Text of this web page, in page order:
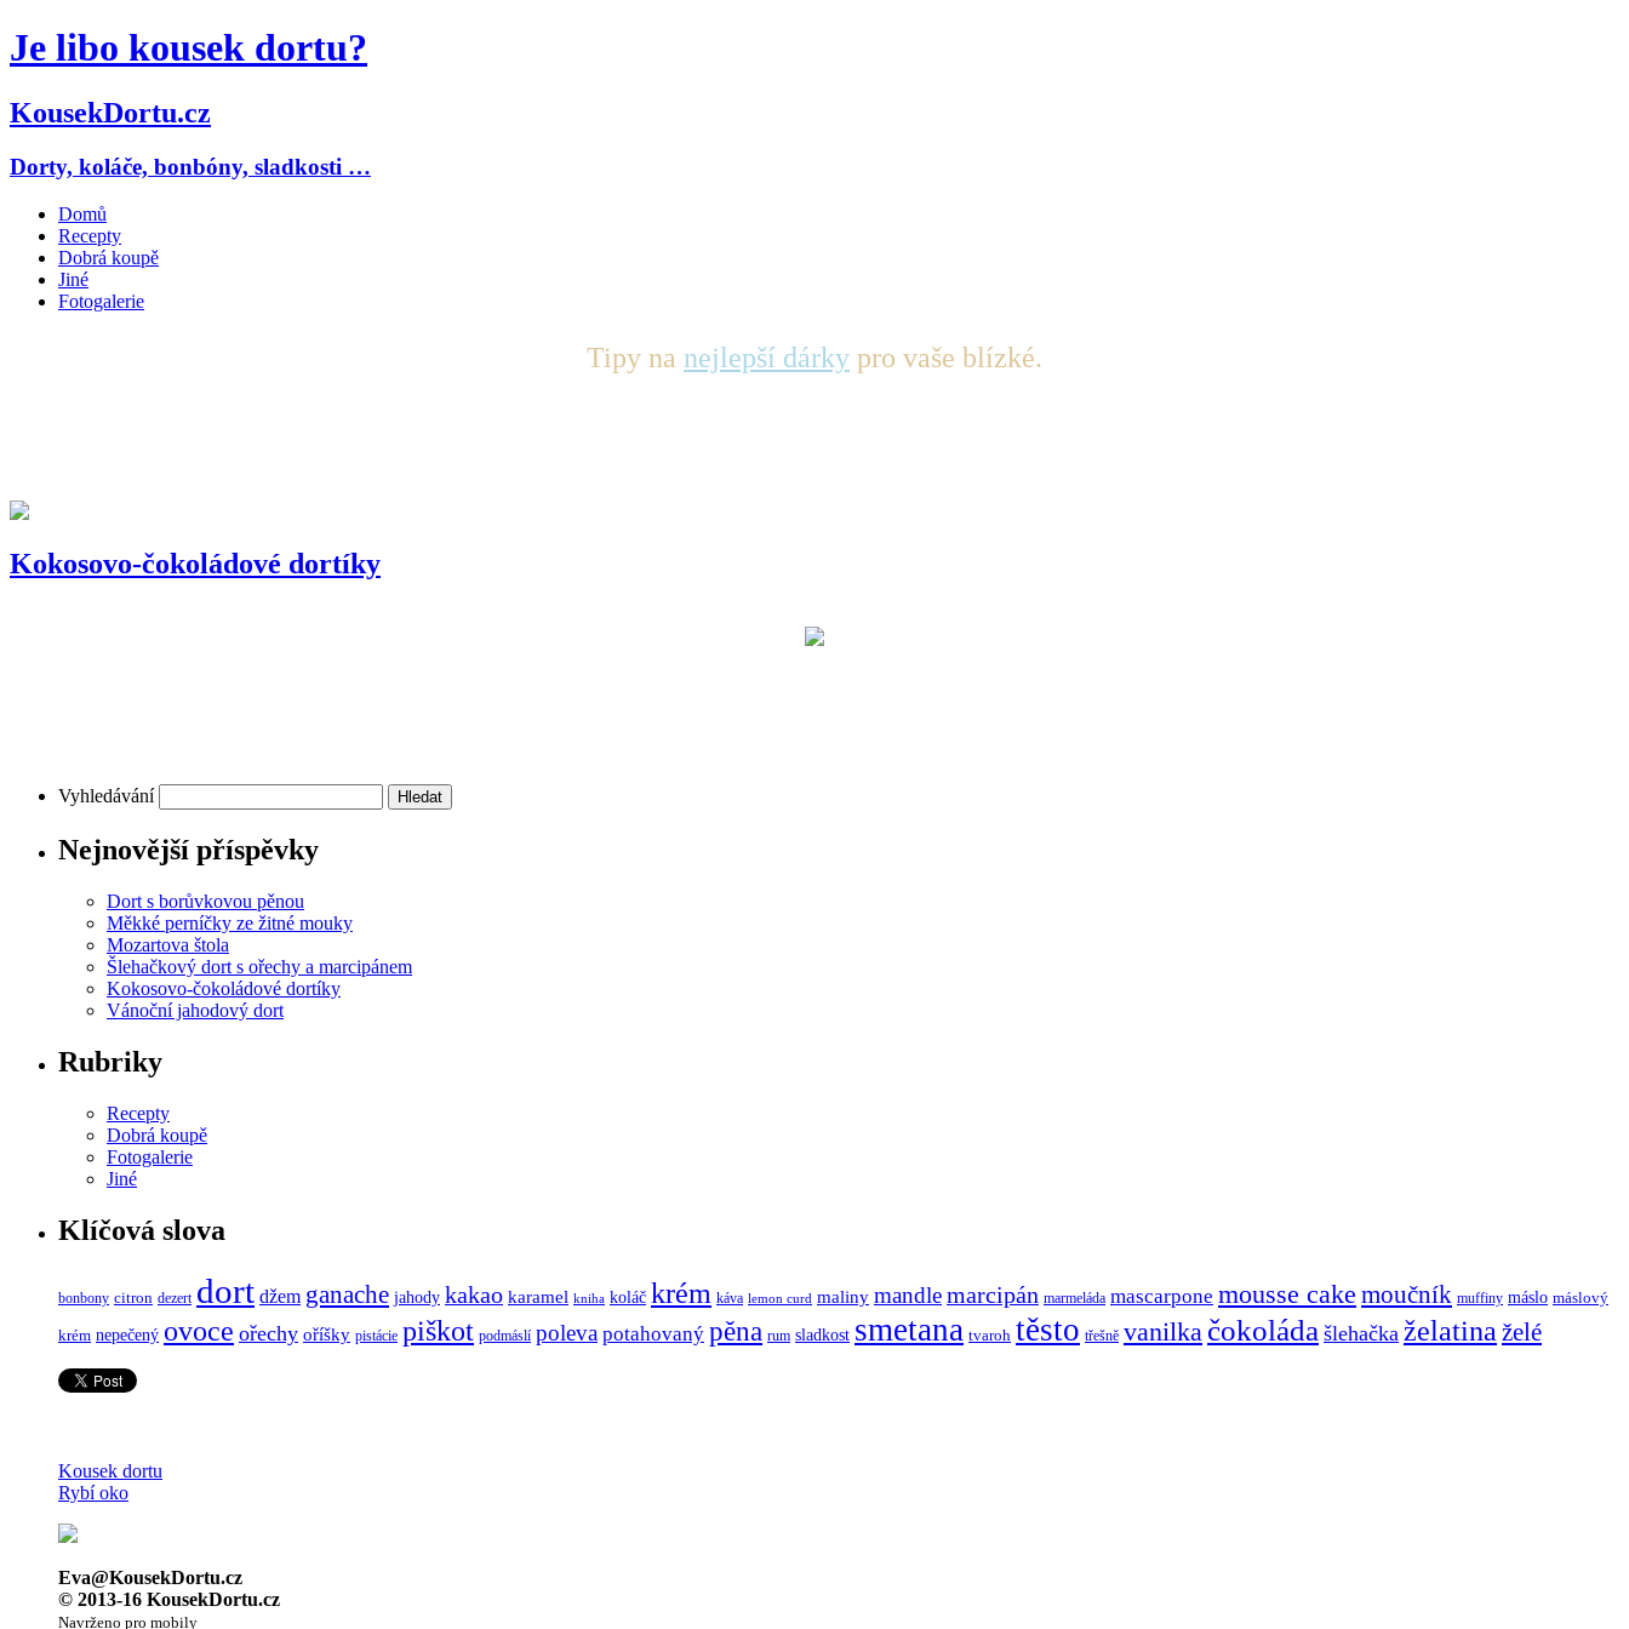
Je libo kousek dortu?
KousekDortu.cz
Dorty, koláče, bonbóny, sladkosti …
Domů
Recepty
Dobrá koupě
Jiné
Fotogalerie
Tipy na nejlepší dárky pro vaše blízké.
Kokosovo-čokoládové dortíky
Vyhledávání
Nejnovější příspěvky
Dort s borůvkovou pěnou
Měkké perníčky ze žitné mouky
Mozartova štola
Šlehačkový dort s ořechy a marcipánem
Kokosovo-čokoládové dortíky
Vánoční jahodový dort
Rubriky
Recepty
Dobrá koupě
Fotogalerie
Jiné
Klíčová slova
bonbony citron dezert dort džem ganache jahody kakao karamel kniha koláč krém káva lemon curd maliny mandlemarcipán marmeláda mascarpone mousse cake moučník muffiny máslo máslový
krém nepečený ovoce ořechy oříšky pistácie piškot podmáslí poleva potahovaný pěna rum sladkost smetana tvaroh těsto třešně vanilka čokoláda šlehačka želatina želé
Kousek dortu
Rybí oko
Eva@KousekDortu.cz
© 2013-16 KousekDortu.cz
Navrženo pro mobily